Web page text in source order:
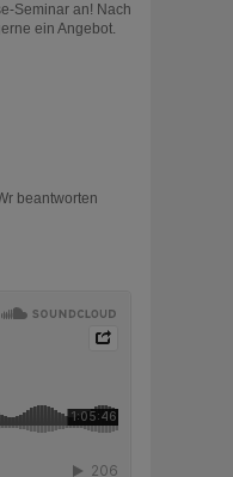
Seminar an! Nach
ein Angebot.
beantworten